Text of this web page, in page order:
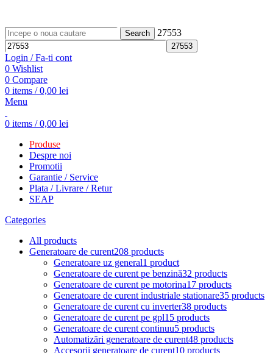
Search 27553
Login / Fa-ti cont
0 Wishlist
0 Compare
0 items / 0,00 lei
Menu
0 items / 0,00 lei
Produse
Despre noi
Promotii
Garantie / Service
Plata / Livrare / Retur
SEAP
Categories
All products
Generatoare de curent208 products
Generatoare uz general1 product
Generatoare de curent pe benzină32 products
Generatoare de curent pe motorina17 products
Generatoare de curent industriale stationare35 products
Generatoare de curent cu inverter38 products
Generatoare de curent pe gpl15 products
Generatoare de curent continuu5 products
Automatizări generatoare de curent48 products
Accesorii generatoare de curent10 products